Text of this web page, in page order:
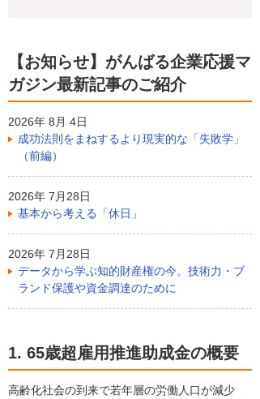
【お知らせ】がんばる企業応援マ
ガジン最新記事のご紹介
2026年 8月 4日
成功法則をまねするより現実的な「失敗学」
（前編）
2026年 7月28日
基本から考える「休日」
2026年 7月28日
データから学ぶ知的財産権の今。技術力・ブ
ランド保護や資金調達のために
1. 65歳超雇用推進助成金の概要
高齢化社会の到来で若年層の労働人口が減少